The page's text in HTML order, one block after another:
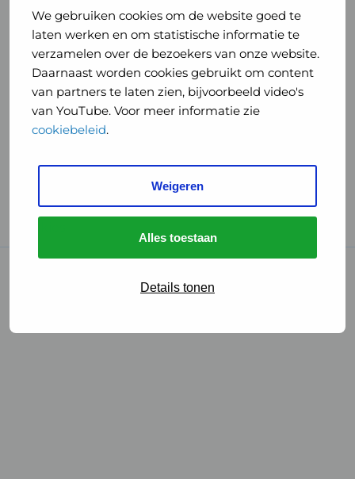
We gebruiken cookies om de website goed te
laten werken en om statistische informatie te
verzamelen over de bezoekers van onze website.
Daarnaast worden cookies gebruikt om content
van partners te laten zien, bijvoorbeeld video's
van YouTube. Voor meer informatie zie
cookiebeleid.
Weigeren
Alles toestaan
Details tonen
of
GGD
GHOR
Nederland
of
GGD
GHOR
Nederland
GGD Reizen op social media
GGD Reizen
GGD Reisvaccinaties